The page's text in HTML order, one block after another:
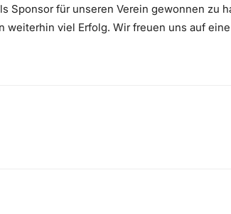
Sponsor für unseren Verein gewonnen zu
weiterhin viel Erfolg. Wir freuen uns auf